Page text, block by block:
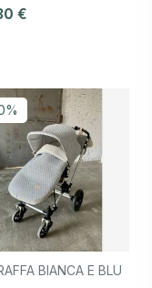
€
BIANCA E BLU